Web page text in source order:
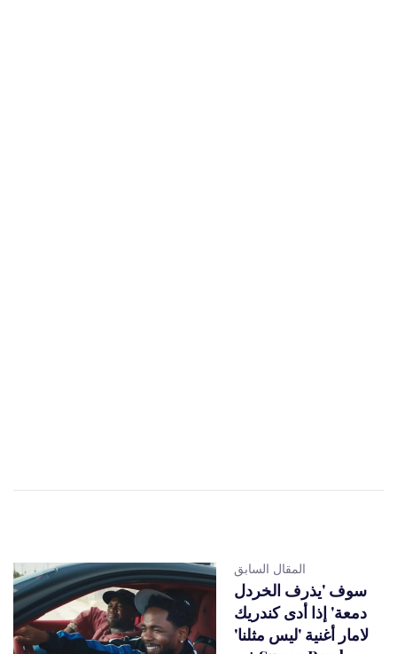
المقال السابق
سوف 'يذرف الخردل
دمعة' إذا أدى كندريك
لامار أغنية 'ليس مثلنا'